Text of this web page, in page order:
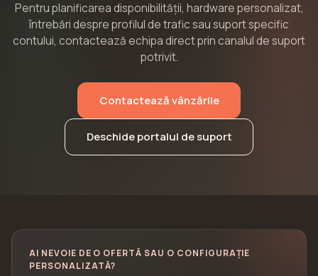
Pentru planificarea disponibilității, hardware personalizat,
întrebări despre profilul de trafic sau suport specific
contului, contactează echipa direct prin canalul de suport
potrivit.
Contactează vânzările
Deschide portalul de suport
AI NEVOIE DE O OFERTĂ SAU O CONFIGURAȚIE
PERSONALIZATĂ?